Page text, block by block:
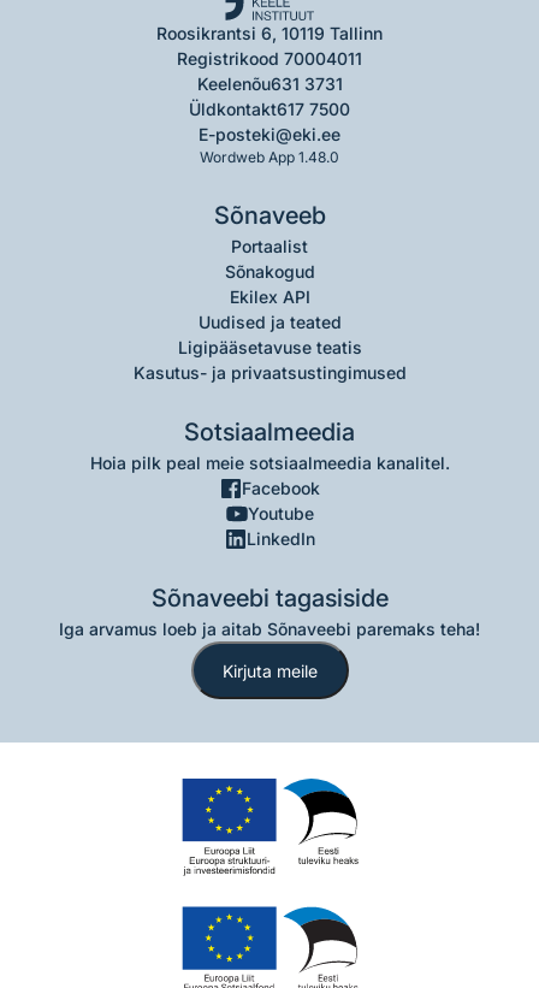
Roosikrantsi 6, 10119 Tallinn
Registrikood 70004011
Keelenõu631 3731
Üldkontakt617 7500
E-posteki@eki.ee
Wordweb App 1.48.0
Sõnaveeb
Portaalist
Sõnakogud
Ekilex API
Uudised ja teated
Ligipääsetavuse teatis
Kasutus- ja privaatsustingimused
Sotsiaalmeedia
Hoia pilk peal meie sotsiaalmeedia kanalitel.
Facebook
Youtube
LinkedIn
Sõnaveebi tagasiside
Iga arvamus loeb ja aitab Sõnaveebi paremaks teha!
Kirjuta meile